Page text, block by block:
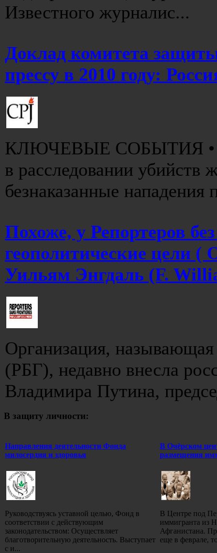
Известного журналис...
Доклад комитета
прессу в 2010 году:
КЛЮЧЕВЫЕ СОБЫТИЯ •
в расследовании убийств
безнаказанные
Похоже, у Репортеров
геополитические цели
Уильям Энгдаль (F.
Организация, называющая
(РБГ), недавно внесла
Владимира Путина,
В защиту личности:
Направления деятельности Фонда
милосердия и здоровья
Руководствуясь уставной целью, Фонд в
соответствии с действующим
законодательством: Осуществляет
благотворительную деятельность. Выступает
с и...
В Очёрском
размещения
В Центре под
иммигранта из
Афганистана.
еще в феврале,